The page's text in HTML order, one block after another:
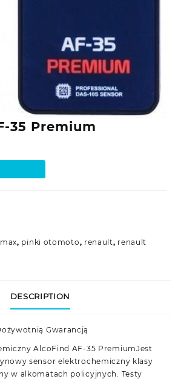
35 Premium
, pinki otomoto, renault, renault
DESCRIPTION
Gwarancją
AlcoFind AF-35 PremiumJest
sensor elektrochemiczny klasy
w alkomatach policyjnych. Testy